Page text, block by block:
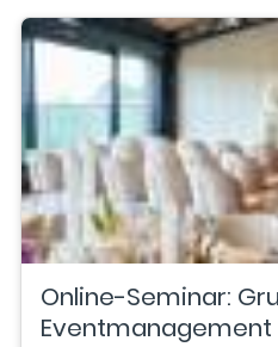
Online-Seminar:
Eventmanagement